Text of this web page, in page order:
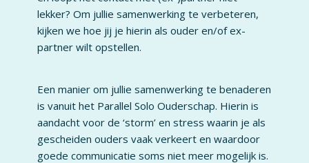
lekker? Om jullie samenwerking te verbeteren,
kijken we hoe jij je hierin als ouder en/of ex-
partner wilt opstellen.
Een manier om jullie samenwerking te benaderen
is vanuit het Parallel Solo Ouderschap. Hierin is
aandacht voor de ‘storm’ en stress waarin je als
gescheiden ouders vaak verkeert en waardoor
goede communicatie soms niet meer mogelijk is.